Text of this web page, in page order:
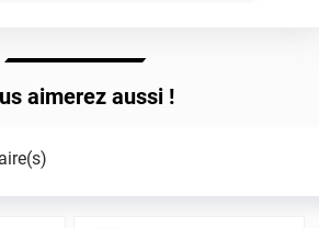
aimerez aussi !